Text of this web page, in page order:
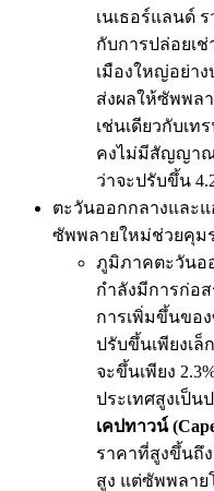
เนเธอร์แลนด์
กับการปล่อยเช่
เมืองใหญ่อย่า
ส่งผลให้ซัพพล
เช่นเดียวกับเท
คงไม่มีสัญญาณ
ว่าจะปรับขึ้น
ตะวันออกกลางและแ
ซัพพลายใหม่ช่วยคุม
ภูมิภาคตะวันอ
กำลังมีการก่อ
การเพิ่มขึ้นขอ
ปรับขึ้นเพียงเล็
จะขึ้นเพียง
ประเทศสูงเป็
เคปทาวน์
ราคาที่สูงขึ้นถึง
สูง แต่ซัพพลาย